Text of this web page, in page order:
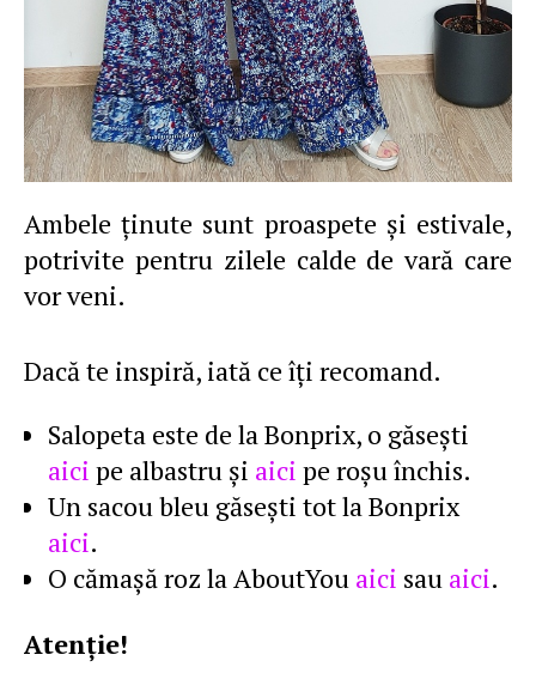
Ambele ţinute sunt proaspete şi estivale,
potrivite pentru zilele calde de vară care
vor veni.
Dacă te inspiră, iată ce îţi recomand.
Salopeta este de la Bonprix, o găseşti
aici pe albastru şi aici pe roşu închis.
Un sacou bleu găseşti tot la Bonprix
aici.
O cămaşă roz la AboutYou aici sau aici.
Atenţie!